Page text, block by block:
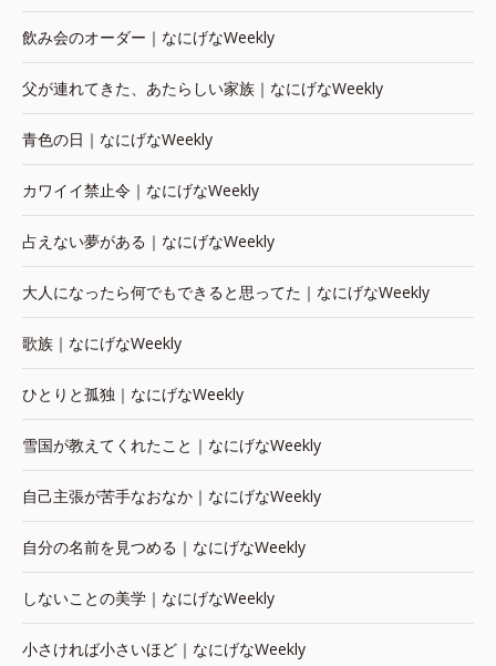
飲み会のオーダー｜なにげなWeekly
父が連れてきた、あたらしい家族｜なにげなWeekly
青色の日｜なにげなWeekly
カワイイ禁止令｜なにげなWeekly
占えない夢がある｜なにげなWeekly
大人になったら何でもできると思ってた｜なにげなWeekly
歌族｜なにげなWeekly
ひとりと孤独｜なにげなWeekly
雪国が教えてくれたこと｜なにげなWeekly
自己主張が苦手なおなか｜なにげなWeekly
自分の名前を見つめる｜なにげなWeekly
しないことの美学｜なにげなWeekly
小さければ小さいほど｜なにげなWeekly